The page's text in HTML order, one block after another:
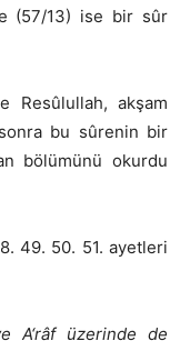
(57/13) ise bir sûr
Resûlullah, akşam
sonra bu sûrenin bir
bölümünü okurdu
49. 50. 51. ayetleri
A‘râf üzerinde de